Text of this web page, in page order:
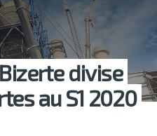
divise
au S1 2020